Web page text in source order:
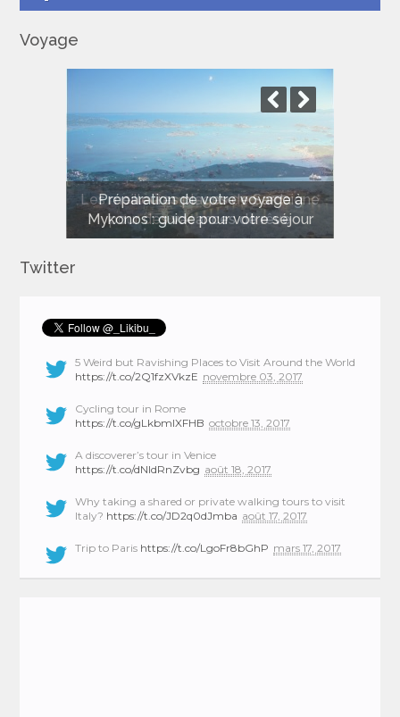
Voyage
Les meilleures plages de Sardaigne
pour des vacances de rêve
Twitter
5 Weird but Ravishing Places to Visit Around the World
https://t.co/2Q1fzXVkzE novembre 03, 2017
Cycling tour in Rome
https://t.co/gLkbmlXFHB octobre 13, 2017
A discoverer’s tour in Venice
https://t.co/dNIdRnZvbg août 18, 2017
Why taking a shared or private walking tours to visit
Italy? https://t.co/JD2q0dJmba août 17, 2017
Trip to Paris https://t.co/LgoFr8bGhP mars 17, 2017